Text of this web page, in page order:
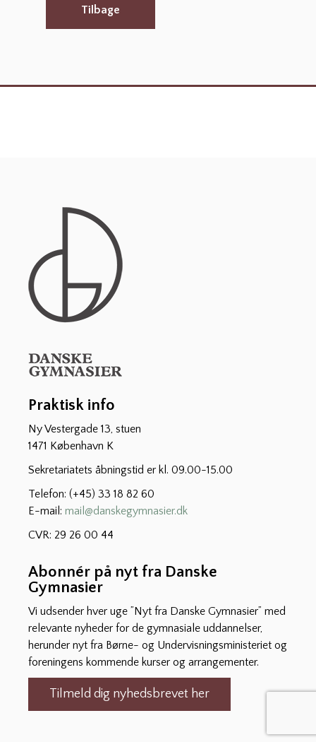
Tilbage
Praktisk info
Ny Vestergade 13, stuen
1471 København K
Sekretariatets åbningstid er kl. 09.00-15.00
Telefon: (+45) 33 18 82 60
E-mail: mail@danskegymnasier.dk
CVR: 29 26 00 44
Abonnér på nyt fra Danske
Gymnasier
Vi udsender hver uge ”Nyt fra Danske Gymnasier” med
relevante nyheder for de gymnasiale uddannelser,
herunder nyt fra Børne- og Undervisningsministeriet og
foreningens kommende kurser og arrangementer.
Tilmeld dig nyhedsbrevet her